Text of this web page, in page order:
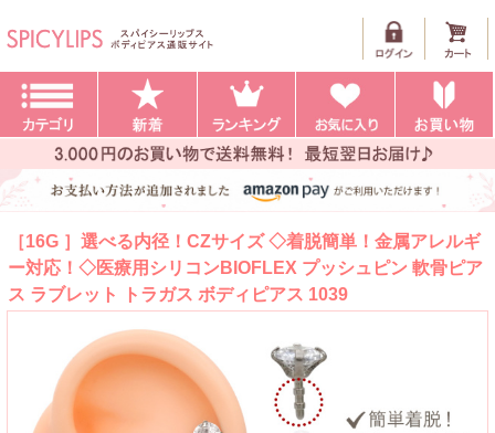
［16G ］選べる内径！CZサイズ ◇着脱簡単！金属アレルギ
ー対応！◇医療用シリコンBIOFLEX プッシュピン 軟骨ピア
ス ラブレット トラガス ボディピアス 1039